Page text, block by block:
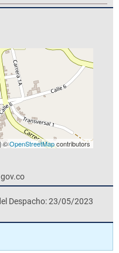
©OpenStreetMapcontributors
Despacho: 23/05/2023